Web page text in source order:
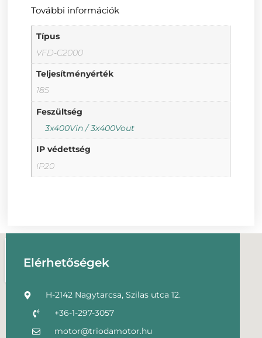
További információk
Típus
VFD-C2000
Teljesítményérték
185
Feszültség
3x400Vin / 3x400Vout
IP védettség
IP20
Elérhetőségek
H-2142 Nagytarcsa, Szilas utca 12.
+36-1-297-3057
motor@triodamotor.hu